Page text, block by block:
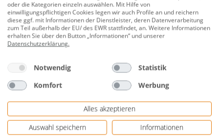
3 x Farbwalzen PET Gelbfaden 10 cm
1 x Farbwalze PET Gelbfaden 18 cm
1 x Abdeckfolie 10 m²
Herstellerinformationen: Ciret GmbH | Platz der
Republik 6 | 42107 Wuppertal, Deutschland | eMail:
Bewertungen
oder die Kategorien einzeln auswählen. Mit Hilfe von
einwilligungspflichtigen Cookies legen wir auch Profile an und reichern
diese ggf. mit Informationen der Dienstleister, deren Datenverarbeitung
zum Teil außerhalb der EU/ des EWR stattfindet, an. Weitere Informationen
erhalten Sie über den Button „Informationen“ und unserer
Datenschutzerklärung.
Notwendig
Statistik
Komfort
Werbung
Alles akzeptieren
Auswahl speichern
Informationen